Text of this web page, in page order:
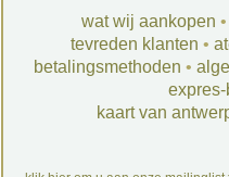
wat wij aankopen
tevreden klanten •
betalingsmethoden •
kaart van